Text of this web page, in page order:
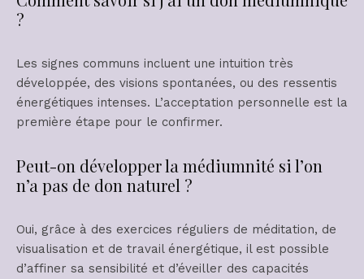
?
Les signes communs incluent une intuition très
développée, des visions spontanées, ou des ressentis
énergétiques intenses. L’acceptation personnelle est la
première étape pour le confirmer.
Peut-on développer la médiumnité si l’on
n’a pas de don naturel ?
Oui, grâce à des exercices réguliers de méditation, de
visualisation et de travail énergétique, il est possible
d’affiner sa sensibilité et d’éveiller des capacités